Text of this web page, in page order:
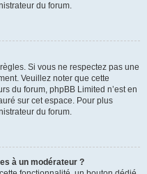
du forum.
Si vous ne respectez pas une
Veuillez noter que cette
du forum, phpBB Limited n’est en
sur cet espace. Pour plus
du forum.
à un modérateur ?